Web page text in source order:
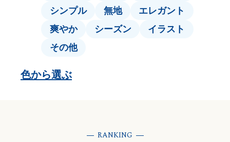
シンプル
無地
エレガント
爽やか
シーズン
イラスト
その他
色から選ぶ
RANKING